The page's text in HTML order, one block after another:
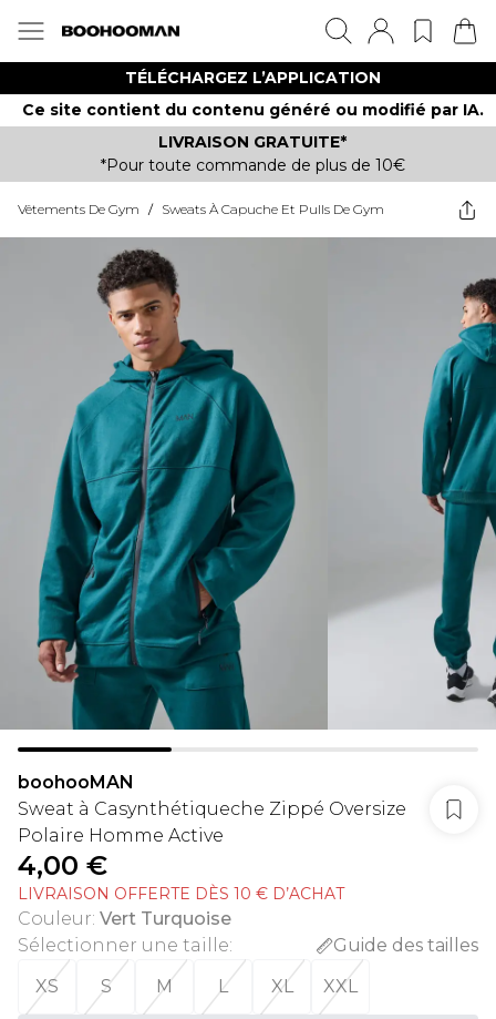
TÉLÉCHARGEZ L’APPLICATION
Ce site contient du contenu généré ou modifié par IA.
LIVRAISON GRATUITE*
*Pour toute commande de plus de 10€
Vêtements De Gym / Sweats À Capuche Et Pulls De Gym
boohooMAN
Sweat à Casynthétiqueche Zippé Oversize
Polaire Homme Active
4,00 €
LIVRAISON OFFERTE DÈS 10 € D’ACHAT
Couleur: Vert Turquoise
Sélectionner une taille:
Guide des tailles
XS
S M L XL XXL